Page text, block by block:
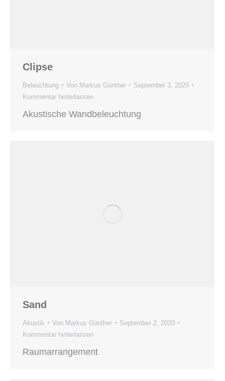
Clipse
Beleuchtung Von Markus Günther
September 3, 2020
Kommentar hinterlassen
Akustische Wandbeleuchtung
Sand
Akustik Von Markus Günther
September 2, 2020
Kommentar hinterlassen
Raumarrangement